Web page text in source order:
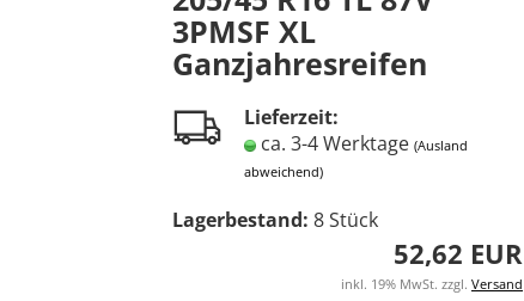
3PMSF XL
Ganzjahresreifen
Lieferzeit:
ca. 3-4 Werktage (Ausland
abweichend)
Lagerbestand: 8Stück
52,62 EUR
inkl. 19% MwSt. zzgl. Versand